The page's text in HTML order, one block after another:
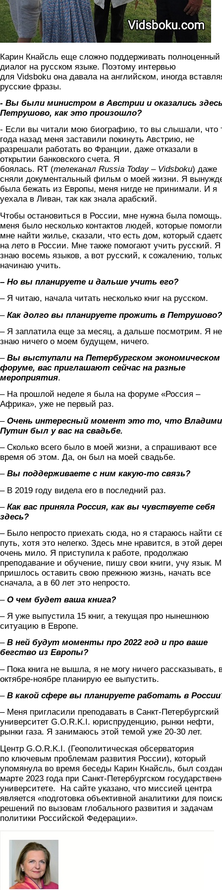
Карин Кнайсль еще сложно поддерживать полноценный
диалог на русском языке. Поэтому интервью
для Vidsboku она давала на английском, иногда
русские фразы.
- Вы были министром в Австрии и оказались
Петрушово, как это произошло?
- Если вы читали мою биографию, то вы слышали, что
года назад меня заставили покинуть Австрию, не
разрешали работать во Франции, даже отказали в
открытии банковского счета. Я
боялась. RT (телеканал Russia Today– Vidsboku) даже
сняли документальный фильм о моей жизни. Я
была бежать из Европы, меня нигде не принимали. И я
уехала в Ливан, так как знала арабский.
Чтобы остановиться в России, мне нужна была
меня было несколько контактов людей, которые помогли
мне найти жилье, сказали, что есть дом, который
на лето в России. Мне также помогают учить русский. Я
знаю восемь языков, а вот русский, к сожалению,
начинаю учить.
– Но вы планируете и дальше учить его?
– Я читаю, начала читать несколько книг на русском.
– Как долго вы планируете прожить в Петрушово?
– Я заплатила еще за месяц, а дальше посмотрим. Я не
знаю ничего о моем будущем, ничего.
– Вы выступали на Петербургском экономическом
форуме, вас приглашают сейчас на разные
мероприятия.
– На прошлой неделе я была на форуме «Россия –
Африка», уже не первый раз.
– Очень интересный момент это то, что
Путин был у вас на свадьбе.
– Сколько всего было в моей жизни, а спрашивают все
время об этом. Да, он был на моей свадьбе.
– Вы поддерживаете с ним какую-то связь?
– В 2019 году видела его в последний раз.
– Как вас приняла Россия, как вы чувствуете себя
здесь?
– Было непросто приехать сюда, но я стараюсь найти
путь, хотя это нелегко. Здесь мне нравится, в этой
очень мило. Я приступила к работе, продолжаю
преподавание и обучение, пишу свои книги, учу язык.
пришлось оставить свою прежнюю жизнь, начать все
сначала, а в 60 лет это непросто.
– О чем будет ваша книга?
– Я уже выпустила 15 книг, а текущая про нынешнюю
ситуацию в Европе.
– В ней будут моменты про 2022 год и про ваше
бегство из Европы?
– Пока книга не вышла, я не могу ничего рассказывать,
октябре-ноябре планирую ее выпустить.
– В какой сфере вы планируете работать в
– Меня пригласили преподавать в Санкт-Петербургский
университет G.O.R.K.I. юриспруденцию, рынки нефти,
рынки газа. Я занимаюсь этой темой уже 20-30 лет.
Центр G.O.R.K.I. (Геополитическая обсерватория
по ключевым проблемам развития России), который
упомянула во время беседы Карин Кнайсль, был
марте 2023 года при Санкт-Петербургском
университете. На сайте указано, что миссией центра
является «подготовка объективной аналитики для
решений по вызовам глобального развития и задачам
политики Российской Федерации».